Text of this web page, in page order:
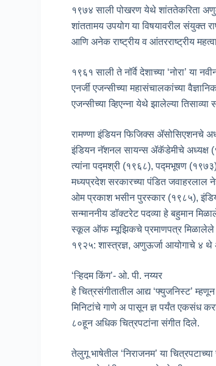
१९७४ साली पोखरण येथे शांततेकरिता
शांततामय उपयोग या विषयावरील संयुक्त
आणि अनेक राष्ट्रीय व आंतरराष्ट्रीय
१९६१ साली ते नॉर्वे देशाच्या ‘नोरा’ या
एनर्जी एजन्सीच्या महासंचालकांच्या
एजन्सीच्या व्हिएन्ना येथे झालेल्या तिसाव्या
रामण्णा इंडियन फिजिक्स ॲसोसिएशनचे
इंडियन नॅशनल सायन्स ॲकॅडेमीचे अध्यक्ष
त्यांना पद्मश्री (१९६८), पद्मभूषण
मध्यप्रदेश सरकारच्या पंडित
ओम प्रकाश भसीन पुरस्कार (१९८५),
सन्माननीय डॉक्टरेट पदव्या हे बहुमान
स्कूल ऑफ म्यूझिकचे प्रमाणपत्र
१९२५: शास्त्रज्ञ, अणुऊर्जा आयोगाचे ४ थे
‘ऱ्हिदम किंग’- ओ. पी. नय्यर
हे चित्रसंगीतातील आद्य ‘फ्युजनिस्ट’
मिनिटांचे गाणे अ पासून ज्ञ पर्यंत एकसंध
८०हून अधिक चित्रपटांना संगीत दिले.
तेलुगू भाषेतील ‘निराजनम’ या